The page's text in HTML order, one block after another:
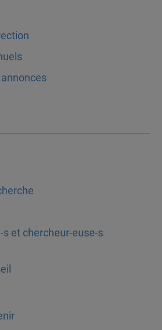
s et chercheur-euse-s